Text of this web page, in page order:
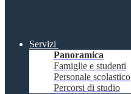
Servizi
Panoramica
Famiglie e studenti
Personale scolastico
Percorsi di studio